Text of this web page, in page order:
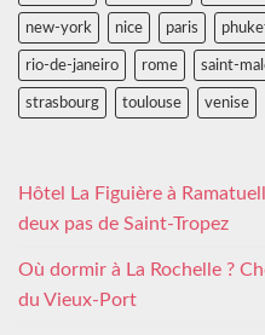
new-york nice paris
rio-de-janeiro rome saint-
strasbourg toulouse venise
Hôtel La Figuière à
deux pas de Saint-Tropez
Où dormir à La Rochelle ?
du Vieux-Port